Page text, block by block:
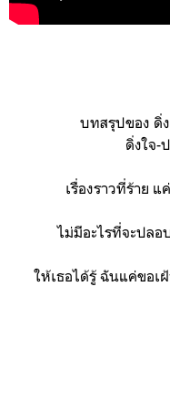
บทสรุปของ ดิ่
ดิ่งใจ-
เรื่องราวที่ร้าย
ไม่มีอะไรที่จะปลอ
ให้เธอได้รู้ ฉันแค่ขอเ